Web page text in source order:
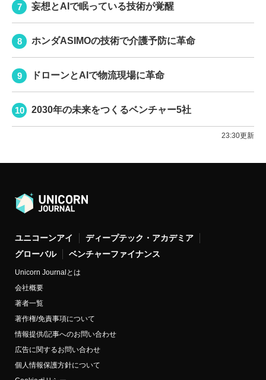
妄想とAIで眠っている技術が覚醒
ホンダASIMOの技術で介護予防に革命
ドローンとAIで物流現場に革命
2030年の未来をつくるベンチャー5社
23:30更新
ユニコーンアイ
ディープテック・アカデミア
グローバル
ベンチャーファイナンス
Unicorn Journalとは
会社概要
著者一覧
著作権/免責事項について
情報提供/記事へのお問い合わせ
広告に関するお問い合わせ
個人情報保護方針について